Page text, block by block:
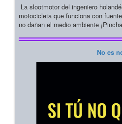
La slootmotor del ingeniero
motocicleta que funciona con
no dañan el medio ambiente
No es